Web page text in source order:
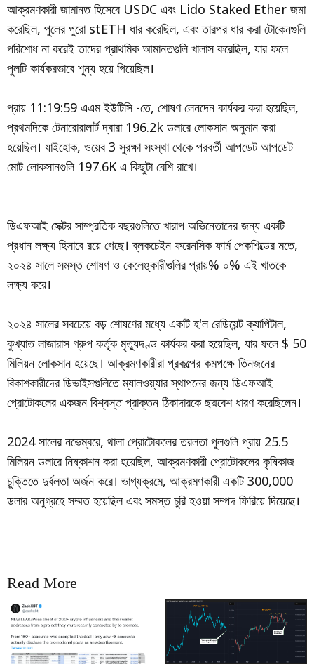
আক্রমণকারী জামানত হিসেবে USDC এবং Lido Staked Ether জমা
করেছিল, পুলের পুরো stETH ধার করেছিল, এবং তারপর ধার করা টোকেনগুলি
পরিশোধ না করেই তাদের প্রাথমিক আমানতগুলি খালাস করেছিল, যার ফলে
পুলটি কার্যকরভাবে শূন্য হয়ে গিয়েছিল।
প্রায় 11:19:59 এএম ইউটিসি -তে, শোষণ লেনদেন কার্যকর করা হয়েছিল,
প্রথমদিকে টেনারোরালার্ট দ্বারা 196.2k ডলারে লোকসান অনুমান করা
হয়েছিল। যাইহোক, ওয়েব 3 সুরক্ষা সংস্থা থেকে পরবর্তী আপডেট আপডেট
মোট লোকসানগুলি 197.6K এ কিছুটা বেশি রাখে।
ডিএফআই সেক্টর সাম্প্রতিক বছরগুলিতে খারাপ অভিনেতাদের জন্য একটি
প্রধান লক্ষ্য হিসাবে রয়ে গেছে। ব্লকচেইন ফরেনসিক ফার্ম পেকশিল্ডের মতে,
২০২৪ সালে সমস্ত শোষণ ও কেলেঙ্কারীগুলির প্রায়% ০% এই খাতকে
লক্ষ্য করে।
২০২৪ সালের সবচেয়ে বড় শোষণের মধ্যে একটি হ'ল রেডিয়েন্ট ক্যাপিটাল,
কুখ্যাত লাজারাস গ্রুপ কর্তৃক মৃত্যুদণ্ড কার্যকর করা হয়েছিল, যার ফলে $ 50
মিলিয়ন লোকসান হয়েছে। আক্রমণকারীরা প্রকল্পের কমপক্ষে তিনজনের
বিকাশকারীদের ডিভাইসগুলিতে ম্যালওয়্যার স্থাপনের জন্য ডিএফআই
প্রোটোকলের একজন বিশ্বস্ত প্রাক্তন ঠিকাদারকে ছদ্মবেশ ধারণ করেছিলেন।
2024 সালের নভেম্বরে, থালা প্রোটোকলের তরলতা পুলগুলি প্রায় 25.5
মিলিয়ন ডলারে নিষ্কাশন করা হয়েছিল, আক্রমণকারী প্রোটোকলের কৃষিকাজ
চুক্তিতে দুর্বলতা অর্জন করে। ভাগ্যক্রমে, আক্রমণকারী একটি 300,000
ডলার অনুগ্রহে সম্মত হয়েছিল এবং সমস্ত চুরি হওয়া সম্পদ ফিরিয়ে দিয়েছে।
Read More